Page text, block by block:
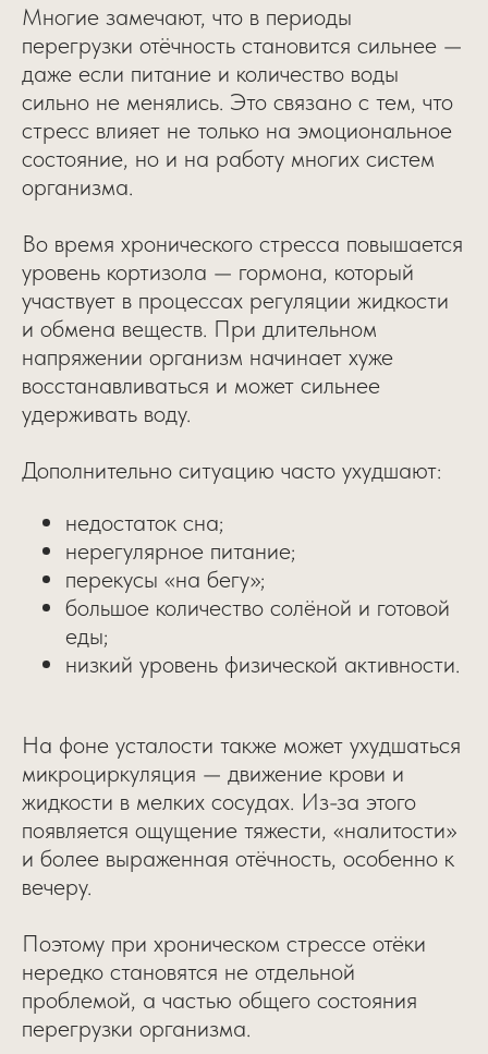
Многие замечают, что в периоды
перегрузки отёчность становится сильнее —
даже если питание и количество воды
сильно не менялись. Это связано с тем, что
стресс влияет не только на эмоциональное
состояние, но и на работу многих систем
организма.
Во время хронического стресса повышается
уровень кортизола — гормона, который
участвует в процессах регуляции жидкости
и обмена веществ. При длительном
напряжении организм начинает хуже
восстанавливаться и может сильнее
удерживать воду.
Дополнительно ситуацию часто ухудшают:
недостаток сна;
нерегулярное питание;
перекусы «на бегу»;
большое количество солёной и готовой
еды;
низкий уровень физической активности.
На фоне усталости также может ухудшаться
микроциркуляция — движение крови и
жидкости в мелких сосудах. Из-за этого
появляется ощущение тяжести, «налитости»
и более выраженная отёчность, особенно к
вечеру.
Поэтому при хроническом стрессе отёки
нередко становятся не отдельной
проблемой, а частью общего состояния
перегрузки организма.